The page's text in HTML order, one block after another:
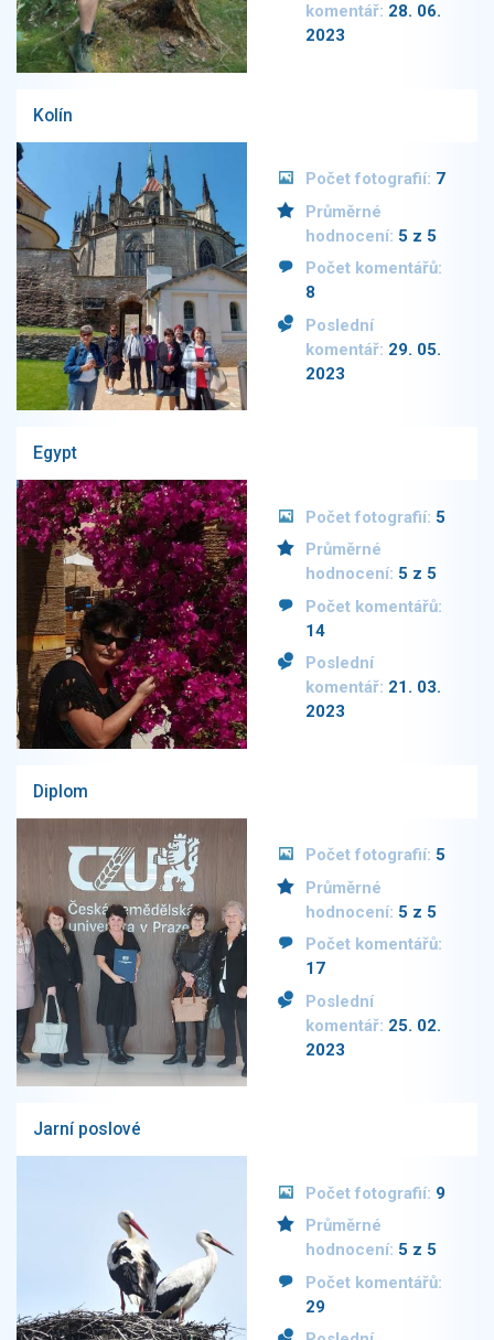
komentář: 28. 06.
2023
Kolín
Počet fotografií: 7
Průměrné
hodnocení: 5 z 5
Počet komentářů:
8
Poslední
komentář: 29. 05.
2023
Egypt
Počet fotografií: 5
Průměrné
hodnocení: 5 z 5
Počet komentářů:
14
Poslední
komentář: 21. 03.
2023
Diplom
Počet fotografií: 5
Průměrné
hodnocení: 5 z 5
Počet komentářů:
17
Poslední
komentář: 25. 02.
2023
Jarní poslové
Počet fotografií: 9
Průměrné
hodnocení: 5 z 5
Počet komentářů:
29